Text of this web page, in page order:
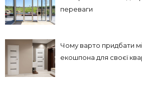
переваги
Чому варто придбати
екошпона для своєї